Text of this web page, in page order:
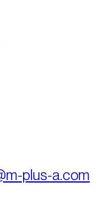
plus-a.com